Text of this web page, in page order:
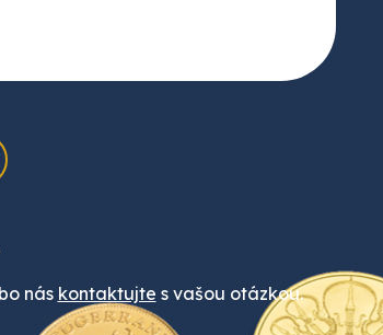
nás kontaktujte s vašou otázkou.